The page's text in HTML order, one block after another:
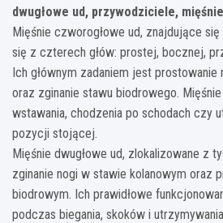
dwugłowe ud, przywodziciele,
Mięśnie czworogłowe ud, znajdujące się
się z czterech głów: prostej, bocznej,
Ich głównym zadaniem jest
oraz zginanie stawu biodrowego.
wstawania, chodzenia po schodach czy
pozycji stojącej.
Mięśnie dwugłowe ud, zlokalizowane z
zginanie nogi w stawie kolanowym oraz
biodrowym. Ich prawidłowe
podczas biegania, skoków i